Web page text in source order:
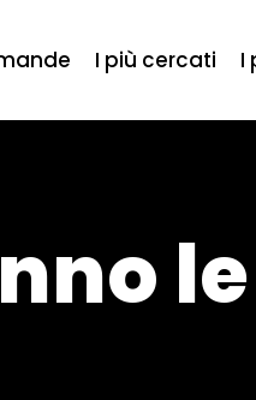
I più cercati I